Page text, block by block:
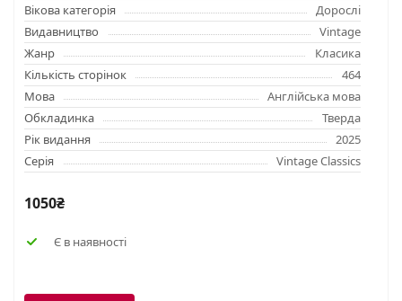
Вікова категорія
Дорослі
Видавництво
Vintage
Жанр
Класика
Кількість сторінок
464
Мова
Англійська мова
Обкладинка
Тверда
Рік видання
2025
Серія
Vintage Classics
1050₴
Є в наявності